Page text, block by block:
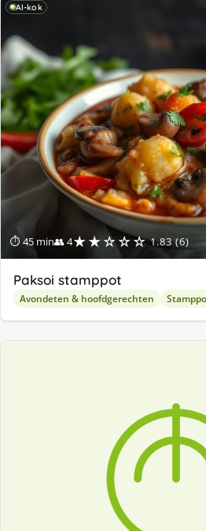
AI-kok
⏱ 45 min👥 4★★☆☆☆ 1.83 (6)
Paksoi stamppot
Avondeten & hoofdgerechten